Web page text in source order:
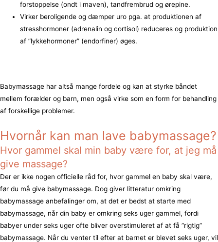
forstoppelse (ondt i maven), tandfrembrud og ørepine.
Virker beroligende og dæmper uro pga. at produktionen af
stresshormoner (adrenalin og cortisol) reduceres og produktion
af ”lykkehormoner” (endorfiner) øges.
Babymassage har altså mange fordele og kan at styrke båndet
mellem forælder og barn, men også virke som en form for behandling
af forskellige problemer.
Hvornår kan man lave babymassage?
Hvor gammel skal min baby være for, at jeg må
give massage?
Der er ikke nogen officielle råd for, hvor gammel en baby skal være,
før du må give babymassage. Dog giver litteratur omkring
babymassage anbefalinger om, at det er bedst at starte med
babymassage, når din baby er omkring seks uger gammel, fordi
babyer under seks uger ofte bliver overstimuleret af at få ”rigtig”
babymassage. Når du venter til efter at barnet er blevet seks uger, vil